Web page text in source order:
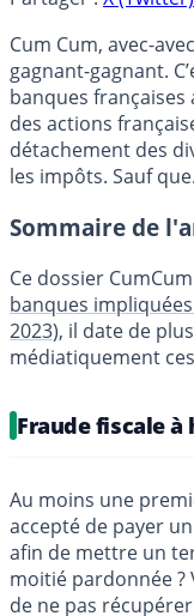
Cum Cum, avec-
gagnant-gagnant.
banques
des actions
détachement des
les impôts. Sauf
Sommaire de
Ce dossier
banques
2023), il date de
médiatiquement
Fraude fiscale à
Au moins une
accepté de payer
afin de mettre un
moitié pardonnée ?
de ne pas